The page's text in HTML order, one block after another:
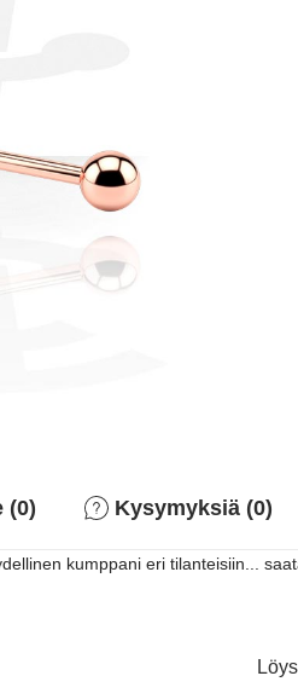
(0) Kysymyksiä (0)
kumppani eri tilanteisiin...